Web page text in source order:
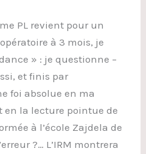
PL revient pour un
à 3 mois, je
» : je questionne –
et finis par
foi absolue en ma
en la lecture pointue de
à l’école Zajdela de
?… L’IRM montrera